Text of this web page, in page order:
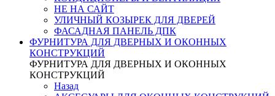
НЕ НА САЙТ
УЛИЧНЫЙ КОЗЫРЕК ДЛЯ ДВЕРЕЙ
ФАСАДНАЯ ПАНЕЛЬ ДПК
ФУРНИТУРА ДЛЯ ДВЕРНЫХ И ОКОННЫХ
КОНСТРУКЦИЙ
ФУРНИТУРА ДЛЯ ДВЕРНЫХ И ОКОННЫХ
КОНСТРУКЦИЙ
Назад